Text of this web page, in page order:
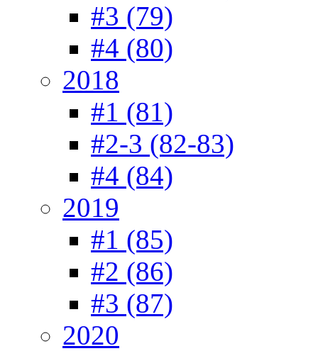
#3 (79)
#4 (80)
2018
#1 (81)
#2-3 (82-83)
#4 (84)
2019
#1 (85)
#2 (86)
#3 (87)
2020